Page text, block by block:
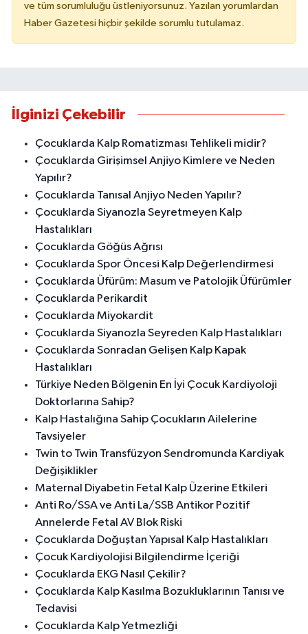
ve tüm sorumluluğu üstleniyorsunuz. Yazılan yorumlardan
Haber Gazetesi hiçbir şekilde sorumlu tutulamaz.
İlginizi Çekebilir
Çocuklarda Kalp Romatizması Tehlikeli midir?
Çocuklarda Girişimsel Anjiyo Kimlere ve Neden
Yapılır?
Çocuklarda Tanısal Anjiyo Neden Yapılır?
Çocuklarda Siyanozla Seyretmeyen Kalp
Hastalıkları
Çocuklarda Göğüs Ağrısı
Çocuklarda Spor Öncesi Kalp Değerlendirmesi
Çocuklarda Üfürüm: Masum ve Patolojik Üfürümler
Çocuklarda Perikardit
Çocuklarda Miyokardit
Çocuklarda Siyanozla Seyreden Kalp Hastalıkları
Çocuklarda Sonradan Gelişen Kalp Kapak
Hastalıkları
Türkiye Neden Bölgenin En İyi Çocuk Kardiyoloji
Doktorlarına Sahip?
Kalp Hastalığına Sahip Çocukların Ailelerine
Tavsiyeler
Twin to Twin Transfüzyon Sendromunda Kardiyak
Değişiklikler
Maternal Diyabetin Fetal Kalp Üzerine Etkileri
Anti Ro/SSA ve Anti La/SSB Antikor Pozitif
Annelerde Fetal AV Blok Riski
Çocuklarda Doğuştan Yapısal Kalp Hastalıkları
Çocuk Kardiyolojisi Bilgilendirme İçeriği
Çocuklarda EKG Nasıl Çekilir?
Çocuklarda Kalp Kasılma Bozukluklarının Tanısı ve
Tedavisi
Çocuklarda Kalp Yetmezliği